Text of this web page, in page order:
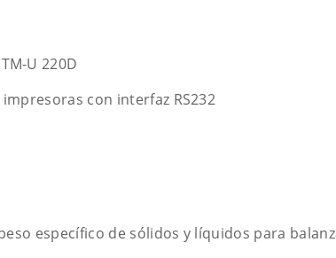
U 220D
impresoras con interfaz RS232
específico de sólidos y líquidos para